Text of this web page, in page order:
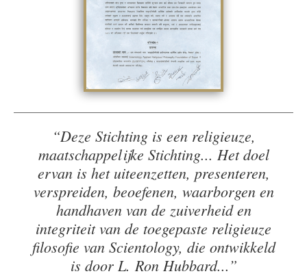
“Deze Stichting is een religieuze,
maatschappelijke Stichting... Het doel
ervan is het uiteenzetten, presenteren,
verspreiden, beoefenen, waarborgen en
handhaven van de zuiverheid en
integriteit van de toegepaste religieuze
filosofie van Scientology, die ontwikkeld
is door L. Ron Hubbard...”